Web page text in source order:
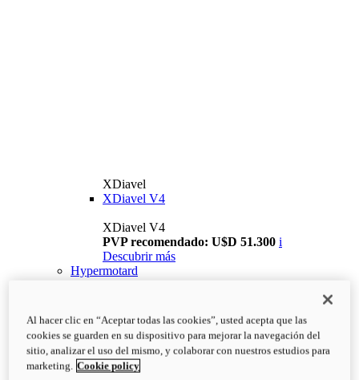
XDiavel
XDiavel V4
XDiavel V4
PVP recomendado: U$D 51.300 i
Descubrir más
Hypermotard
Al hacer clic en “Aceptar todas las cookies”, usted acepta que las
cookies se guarden en su dispositivo para mejorar la navegación del
sitio, analizar el uso del mismo, y colaborar con nuestros estudios para
marketing. Cookie policy